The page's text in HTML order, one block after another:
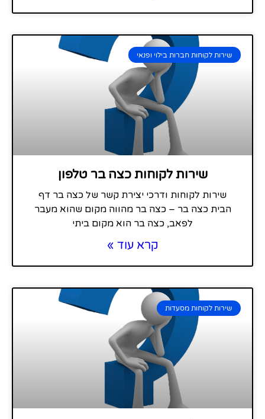
שירות לקוחות חברות בילוי ופנאי
שירות לקוחות כצה בר טלפון
שירות לקוחות ודרכי יצירת קשר של כצה בר דף
הבית כצה בר – כצה בר מהווה מקום שהוא מעבר
לפאב, כצה בר הוא מקום ביתי
קרא עוד »
שירות לקוחות מסעדות